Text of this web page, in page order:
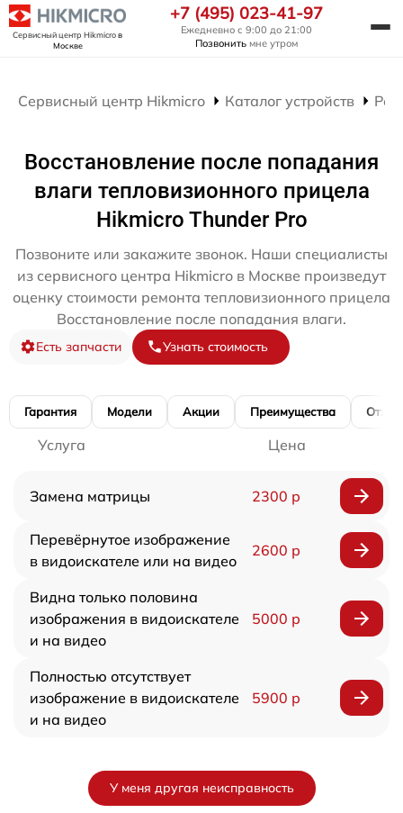
Сервисный центр Hikmicroв
Москве
+7 (495) 023-41-97
Ежедневно с 9:00 до 21:00
Позвонить мне утром
Сервисный центр Hikmicro Каталог устройств
Восстановление после попадания
влаги тепловизионного прицела
Hikmicro Thunder Pro
Позвоните или закажите звонок. Наши специалисты
из сервисного центра Hikmicro в Москве произведут
оценку стоимости ремонта тепловизионного прицела
Восстановление после попадания влаги.
Есть запчасти Узнать стоимость
Гарантия Модели Акции Преимущества
Услуга Цена
Замена матрицы 2300 р
Перевёрнутое изображение
в видоискателе или на видео
2600 р
Видна только половина
изображения в видоискателе
и на видео
5000 р
Полностью отсутствует
изображение в видоискателе
и на видео
5900 р
У меня другая неисправность